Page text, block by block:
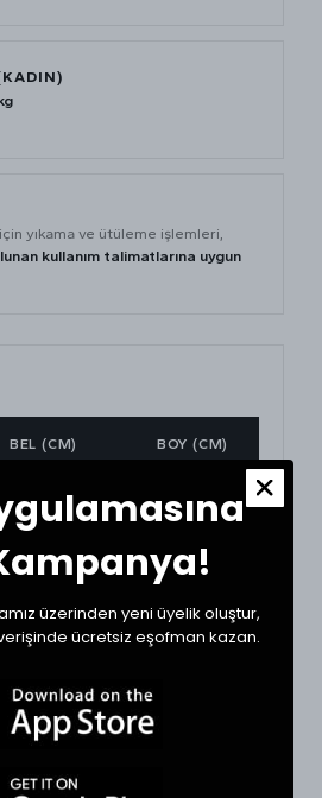
yıkama ve ütüleme işlemleri,
kullanım talimatlarına uygun
BEL (CM) BOY (CM)
38 114
38 114
42 116
47
üzerinden yeni üyelik oluştur,
ücretsiz eşofman kazan.